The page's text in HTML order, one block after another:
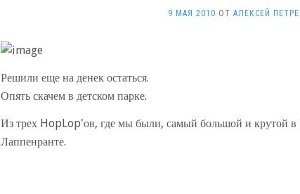
9 МАЯ 2010 ОТ АЛЕКСЕЙ
Решили еще на денек остаться.
Опять скачем в детском парке.
Из трех HopLop'ов, где мы были, самый большой и крутой
Лаппенранте.